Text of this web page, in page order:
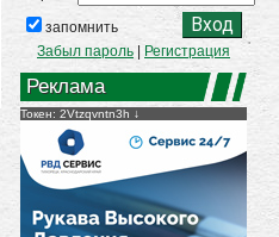
запомнить
Забыл пароль
Регистрация
Реклама
Токен: 2Vtzqvntn3h